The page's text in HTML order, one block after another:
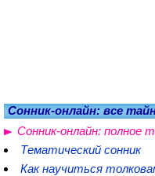
Сонник-онлайн: все
Сонник-онлайн: полное
Тематический сонник
Как научиться